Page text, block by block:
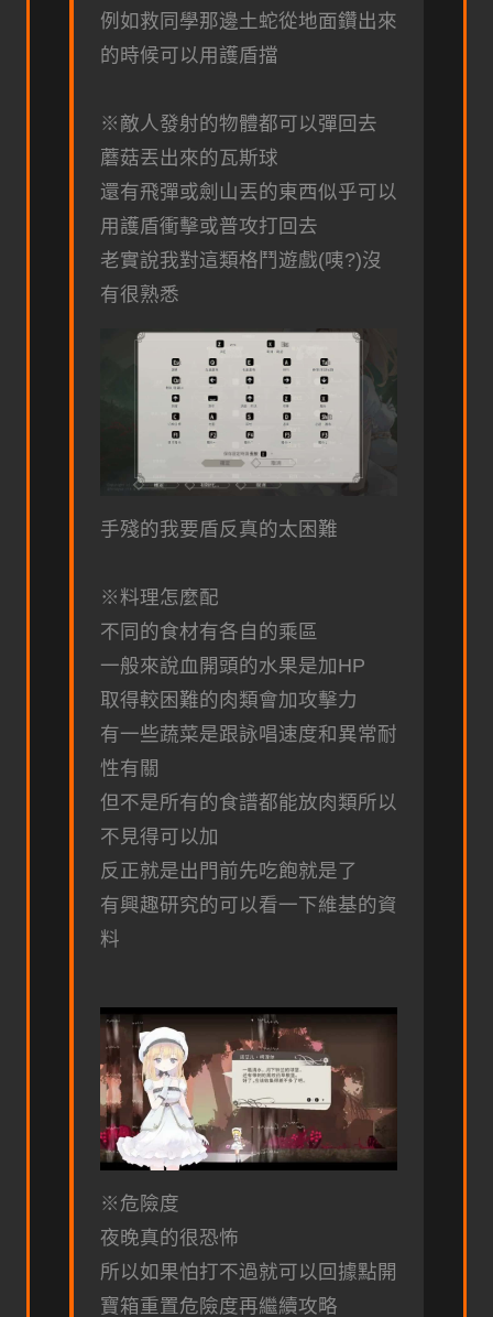
例如救同學那邊土蛇從地面鑽出來
的時候可以用護盾擋
※敵人發射的物體都可以彈回去
蘑菇丟出來的瓦斯球
還有飛彈或劍山丟的東西似乎可以
用護盾衝擊或普攻打回去
老實說我對這類格鬥遊戲(咦?)沒
有很熟悉
手殘的我要盾反真的太困難
※料理怎麼配
不同的食材有各自的乘區
一般來說血開頭的水果是加HP
取得較困難的肉類會加攻擊力
有一些蔬菜是跟詠唱速度和異常耐
性有關
但不是所有的食譜都能放肉類所以
不見得可以加
反正就是出門前先吃飽就是了
有興趣研究的可以看一下維基的資
料
※危險度
夜晚真的很恐怖
所以如果怕打不過就可以回據點開
寶箱重置危險度再繼續攻略